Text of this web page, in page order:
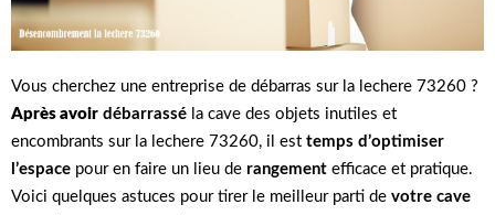
Vous cherchez une entreprise de débarras sur la lechere 73260 ?
Après avoir débarrassé la cave des objets inutiles et
encombrants sur la lechere 73260, il est temps d’optimiser
l’espace pour en faire un lieu de rangement efficace et pratique.
Voici quelques astuces pour tirer le meilleur parti de votre cave